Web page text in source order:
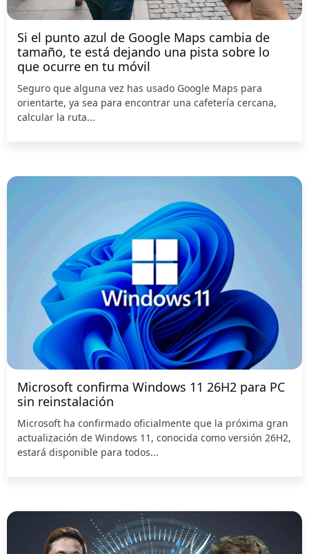
Si el punto azul de Google Maps cambia de
tamaño, te está dejando una pista sobre lo
que ocurre en tu móvil
Seguro que alguna vez has usado Google Maps para
orientarte, ya sea para encontrar una cafetería cercana,
calcular la ruta...
Microsoft confirma Windows 11 26H2 para PC
sin reinstalación
Microsoft ha confirmado oficialmente que la próxima gran
actualización de Windows 11, conocida como versión 26H2,
estará disponible para todos...